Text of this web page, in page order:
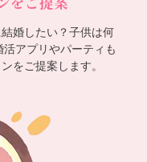
婚したい？子供は何
アプリやパーティも
をご提案します。